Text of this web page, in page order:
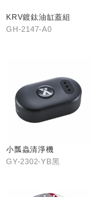
KRV鍍鈦油缸蓋組
GH-2147-A0
小瓢蟲清淨機
GY-2302-YB黑